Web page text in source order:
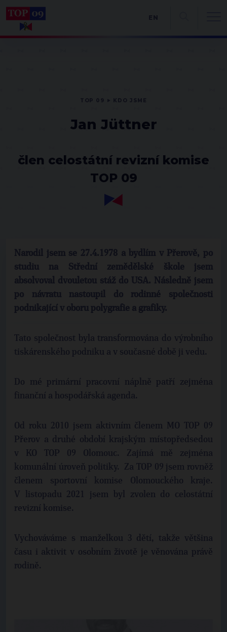
Jan Jüttner
člen celostátní revizní komise
TOP 09
Narodil jsem se 27.4.1978 a bydlím v Přerově, po
studiu na Střední zemědělské škole jsem
absolvoval dvouletou stáž do USA. Následně jsem
po návratu nastoupil do rodinné společnosti
podnikající v oboru polygrafie a grafiky.
Tato společnost byla transformována do výrobního
tiskárenského podniku a v současné době ji vedu.
Do mé primární pracovní náplně patří zejména
finanční a hospodářská agenda.
Od roku 2010 jsem aktivním členem MO TOP 09
Přerov a druhé období krajským místopředsedou
v KO TOP 09 Olomouc. Zajímá mě zejména
komunální úroveň politiky. Za TOP 09 jsem rovněž
členem sportovní komise Olomouckého kraje.
V listopadu 2021 jsem byl zvolen do celostátní
revizní komise.
Vychováváme s manželkou 3 dětí, takže většina
času i aktivit v osobním životě je věnována právě
rodině.